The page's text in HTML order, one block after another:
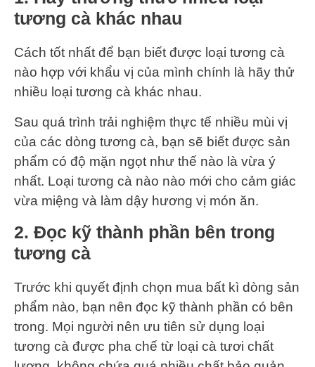
tương cà khác nhau
Cách tốt nhất để bạn biết được loại tương cà
nào hợp với khẩu vị của mình chính là hãy thử
nhiều loại tương cà khác nhau.
Sau quá trình trải nghiệm thực tế nhiều mùi vị
của các dòng tương cà, bạn sẽ biết được sản
phẩm có độ mặn ngọt như thế nào là vừa ý
nhất. Loại tương cà nào nào mới cho cảm giác
vừa miệng và làm dậy hương vị món ăn.
2. Đọc kỹ thành phần bên trong
tương cà
Trước khi quyết định chọn mua bất kì dòng sản
phẩm nào, bạn nên đọc kỹ thành phần có bên
trong. Mọi người nên ưu tiên sử dụng loại
tương cà được pha chế từ loại cà tươi chất